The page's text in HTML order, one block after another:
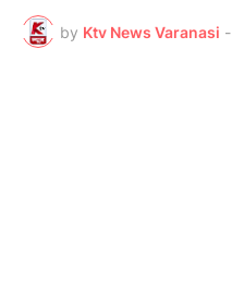
by Ktv News Varanasi -